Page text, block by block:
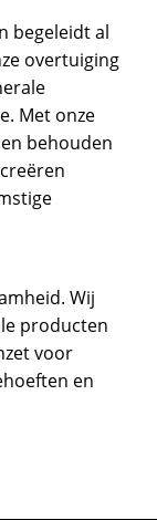
begeleidt al
overtuiging
Met onze
behouden
Wij
producten
voor
en